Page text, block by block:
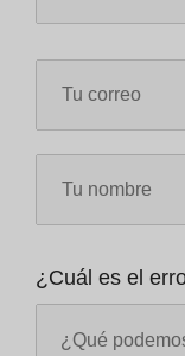
¿Cuál es el